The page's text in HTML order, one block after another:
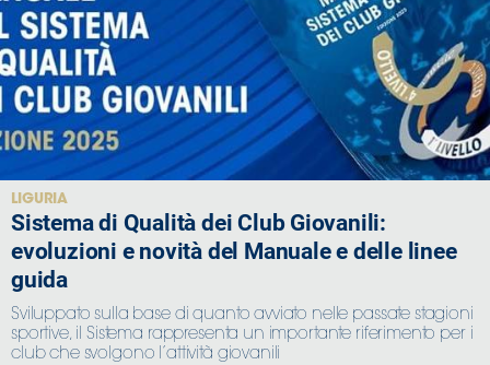
Whistleblowing
Area
Media
Contatti
Assicurazione
Social media
LIGURIA
Sistema di Qualità dei Club Giovanili:
evoluzioni e novità del Manuale e delle linee
guida
Sviluppato sulla base di quanto avviato nelle passate stagioni
sportive, il Sistema rappresenta un importante riferimento per i
club che svolgono l’attività giovanili